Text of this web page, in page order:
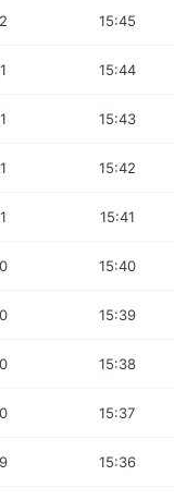
15:45
15:44
15:43
15:42
15:41
15:40
15:39
15:38
15:37
15:36